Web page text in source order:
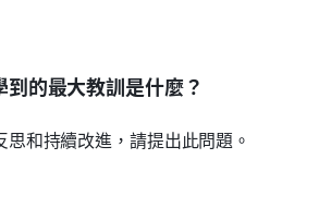
的最大教訓是什麼？
和持續改進，請提出此問題。